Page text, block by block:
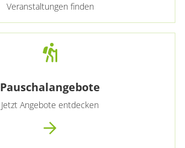
Veranstaltungen finden
Pauschalangebote
Jetzt Angebote entdecken